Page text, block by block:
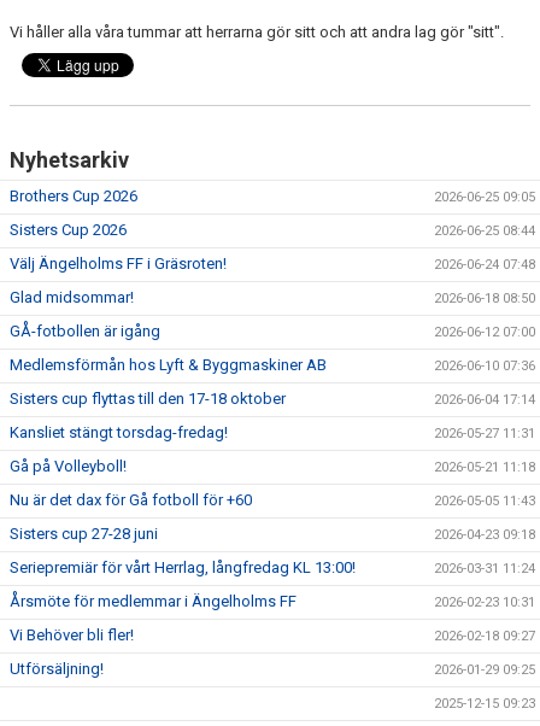
Vi håller alla våra tummar att herrarna gör sitt och att andra lag gör "sitt".
Nyhetsarkiv
Brothers Cup 2026 2026-06-25 09:05
Sisters Cup 2026 2026-06-25 08:44
Välj Ängelholms FF i Gräsroten! 2026-06-24 07:48
Glad midsommar! 2026-06-18 08:50
GÅ-fotbollen är igång 2026-06-12 07:00
Medlemsförmån hos Lyft & Byggmaskiner AB 2026-06-10 07:36
Sisters cup flyttas till den 17-18 oktober 2026-06-04 17:14
Kansliet stängt torsdag-fredag! 2026-05-27 11:31
Gå på Volleyboll! 2026-05-21 11:18
Nu är det dax för Gå fotboll för +60 2026-05-05 11:43
Sisters cup 27-28 juni 2026-04-23 09:18
Seriepremiär för vårt Herrlag, långfredag KL 13:00! 2026-03-31 11:24
Årsmöte för medlemmar i Ängelholms FF 2026-02-23 10:31
Vi Behöver bli fler! 2026-02-18 09:27
Utförsäljning! 2026-01-29 09:25
2025-12-15 09:23